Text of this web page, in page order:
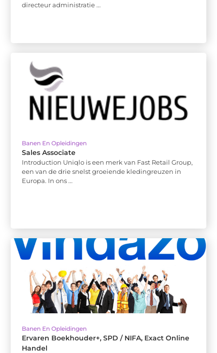
directeur administratie ...
Banen En Opleidingen
Sales Associate
Introduction Uniqlo is een merk van Fast Retail Group,
een van de drie snelst groeiende kledingreuzen in
Europa. In ons ...
Banen En Opleidingen
Ervaren Boekhouder+, SPD / NIFA, Exact Online
Handel